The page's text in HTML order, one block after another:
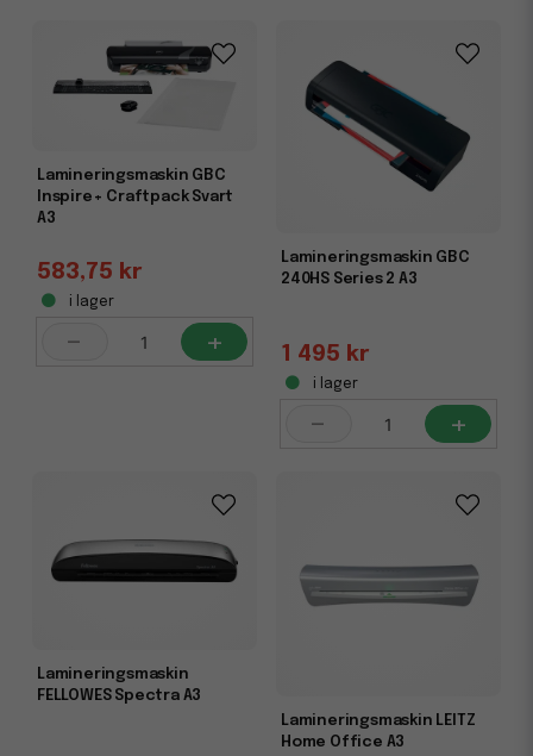
Lamineringsmaskin GBC
Inspire+ Craftpack Svart
A3
583,75 kr
i lager
- +
Lamineringsmaskin GBC
240HS Series 2 A3
1 495 kr
i lager
- +
Lamineringsmaskin
FELLOWES Spectra A3
Lamineringsmaskin LEITZ
Home Office A3